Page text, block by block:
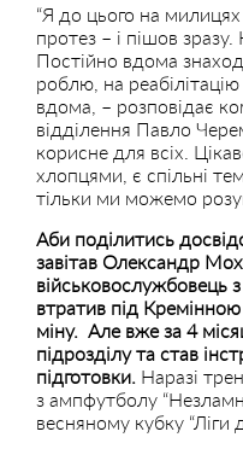
“Я до цього на
протез – і пішов зразу.
Постійно вдома
роблю, на
вдома, – розповідає
відділення Павло
корисне для всіх.
хлопцями, є спільні
тільки ми можемо
Аби поділитись
завітав Олександр
військовослужбовець
втратив під
міну. Але вже за 4
підрозділу та став
підготовки. Наразі
з ампфутболу
весняному кубку “Ліги